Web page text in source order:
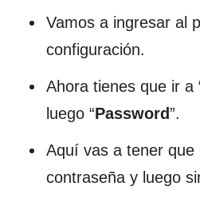
Vamos a ingresar al
configuración.
Ahora tienes que ir a
luego “Password”.
Aquí vas a tener que
contraseña y luego